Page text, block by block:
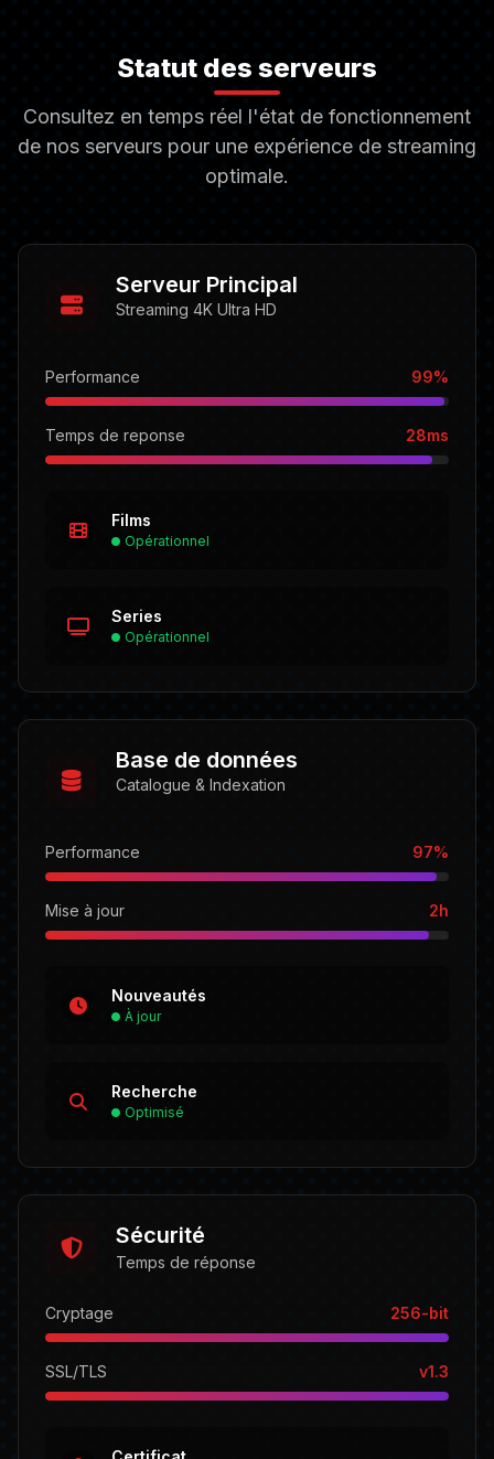
Statut des serveurs
Consultez en temps réel l'état de fonctionnement
de nos serveurs pour une expérience de streaming
optimale.
Serveur Principal
Streaming 4K Ultra HD
Performance 99%
Temps de reponse 28ms
Films
Opérationnel
Series
Opérationnel
Base de données
Catalogue & Indexation
Performance 97%
Mise à jour 2h
Nouveautés
À jour
Recherche
Optimisé
Sécurité
Temps de réponse
Cryptage 256-bit
SSL/TLS v1.3